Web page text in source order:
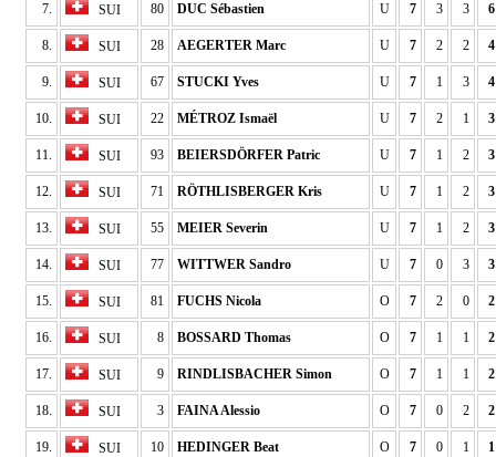
7. SUI 80 DUC Sébastien U 7 3 3 6
8. SUI 28 AEGERTER Marc U 7 2 2 4
9. SUI 67 STUCKI Yves U 7 1 3 4
10. SUI 22 MÉTROZ Ismaël U 7 2 1 3
11. SUI 93 BEIERSDÖRFER Patric U 7 1 2 3
12. SUI 71 RÖTHLISBERGER Kris U 7 1 2 3
13. SUI 55 MEIER Severin U 7 1 2 3
14. SUI 77 WITTWER Sandro U 7 0 3 3
15. SUI 81 FUCHS Nicola O 7 2 0 2
16. SUI 8 BOSSARD Thomas O 7 1 1 2
17. SUI 9 RINDLISBACHER Simon O 7 1 1 2
18. SUI 3 FAINA Alessio O 7 0 2 2
19. SUI 10 HEDINGER Beat O 7 0 1 1